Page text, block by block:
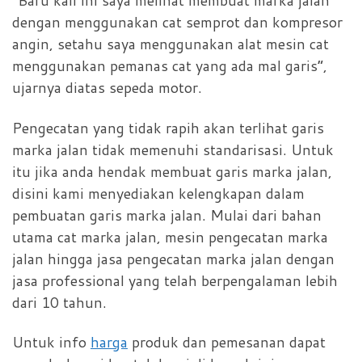
dengan menggunakan cat semprot dan kompresor
angin, setahu saya menggunakan alat mesin cat
menggunakan pemanas cat yang ada mal garis”,
ujarnya diatas sepeda motor.
Pengecatan yang tidak rapih akan terlihat garis
marka jalan tidak memenuhi standarisasi. Untuk
itu jika anda hendak membuat garis marka jalan,
disini kami menyediakan kelengkapan dalam
pembuatan garis marka jalan. Mulai dari bahan
utama cat marka jalan, mesin pengecatan marka
jalan hingga jasa pengecatan marka jalan dengan
jasa professional yang telah berpengalaman lebih
dari 10 tahun.
Untuk info harga produk dan pemesanan dapat